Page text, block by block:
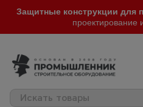
Защитные конструкции
проектирование